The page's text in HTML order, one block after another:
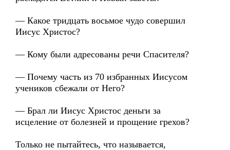
— Какое тридцать восьмое чудо совершил
Иисус Христос?
— Кому были адресованы речи Спасителя?
— Почему часть из 70 избранных Иисусом
учеников сбежали от Него?
— Брал ли Иисус Христос деньги за
исцеление от болезней и прощение грехов?
Только не пытайтесь, что называется,